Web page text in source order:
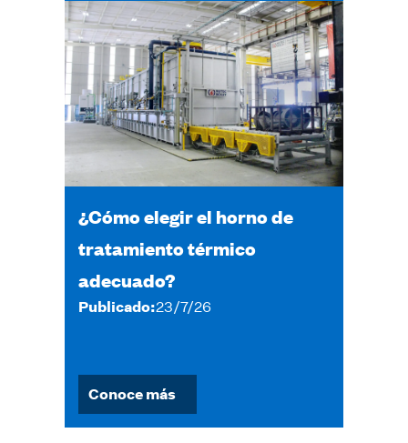
¿Cómo elegir el horno de
tratamiento térmico
adecuado?
Publicado:23/7/26
Conoce más